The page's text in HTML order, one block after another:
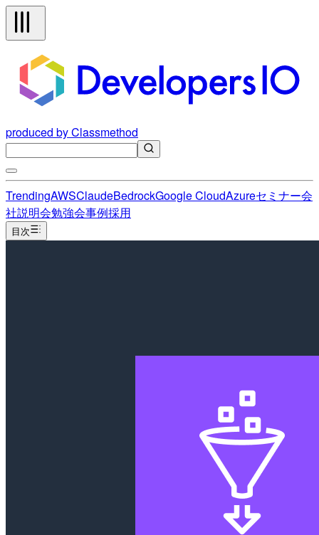
produced by Classmethod
TrendingAWSClaudeBedrockGoogle CloudAzureセミナー会
社説明会勉強会事例採用
目次